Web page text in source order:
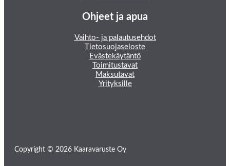
Ohjeet ja apua
Vaihto- ja palautusehdot
Tietosuojaseloste
Evästekäytäntö
Toimitustavat
Maksutavat
Yrityksille
Copyright © 2026 Kaaravaruste Oy